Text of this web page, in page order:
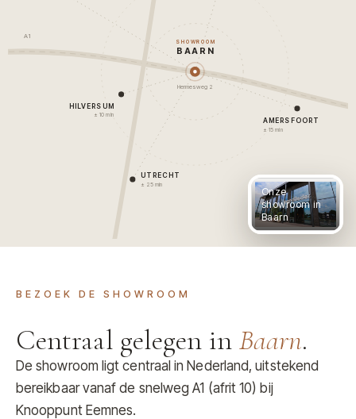
A1
AMERSFOORT
± 15 min
HILVERSUM
± 10 min
UTRECHT
± 25 min
SHOWROOM
BAARN
Hermesweg 2
Onze
showroom in
Baarn
BEZOEK DE SHOWROOM
Centraal gelegen in Baarn.
De showroom ligt centraal in Nederland, uitstekend
bereikbaar vanaf de snelweg A1 (afrit 10) bij
Knooppunt Eemnes.